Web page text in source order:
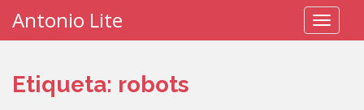
i
Antonio Lite
Etiqueta: robots